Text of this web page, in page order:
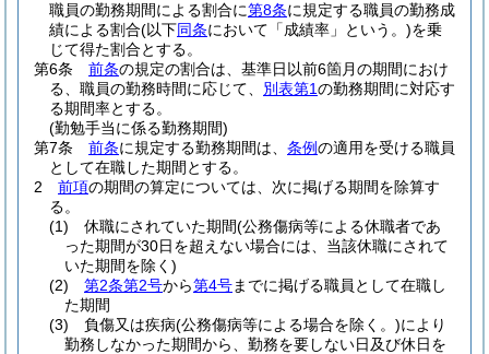
職員の勤務期間による割合に第8条に規定する職員の勤務成
績による割合(以下同条において「成績率」という。)を乗
じて得た割合とする。
第6条
前条の規定の割合は、基準日以前6箇月の期間におけ
る、職員の勤務時間に応じて、 別表第1の勤務期間に対応す
る期間率とする。
(勤勉手当に係る勤務期間)
第7条
前条に規定する勤務期間は、 条例の適用を受ける職員
として在職した期間とする。
2
前項の期間の算定については、次に掲げる期間を除算す
る。
(1)
休職にされていた期間(公務傷病等による休職者であ
った期間が30日を超えない場合には、当該休職にされて
いた期間を除く)
(2)
第2条第2号から第4号までに掲げる職員として在職し
た期間
(3)
負傷又は疾病(公務傷病等による場合を除く。)により
勤務しなかった期間から、勤務を要しない日及び休日を